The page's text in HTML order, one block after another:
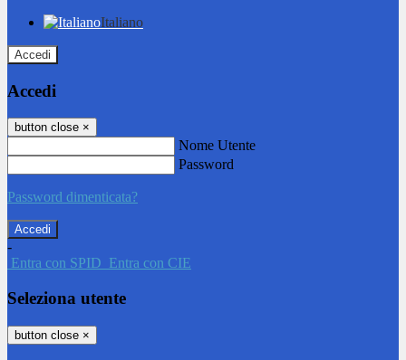
Italiano
Accedi
Accedi
button close ×
Nome Utente
Password
Password dimenticata?
-
Entra con SPID Entra con CIE
Seleziona utente
button close ×